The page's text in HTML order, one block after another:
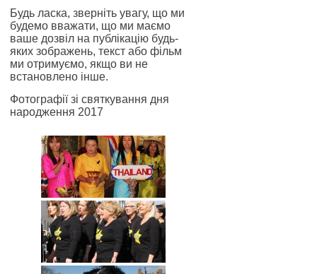
Будь ласка, зверніть увагу, що ми
будемо вважати, що ми маємо
ваше дозвіл на публікацію будь-
яких зображень, текст або фільм
ми отримуємо, якщо ви не
встановлено інше.
Фотографії зі святкування дня
народження 2017